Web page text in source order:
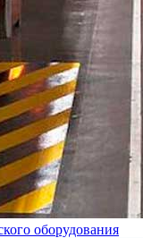
оборудования